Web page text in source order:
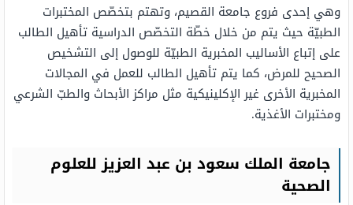
وهي إحدى فروع جامعة القصيم، وتهتم بتخصّص المختبرات
الطبيّة حيث يتم من خلال خطّة التخصّص الدراسية تأهيل الطالب
على إتباع الأساليب المخبرية الطبيّة للوصول إلى التشخيص
الصحيح للمرض، كما يتم تأهيل الطالب للعمل في المجالات
المخبرية الأخرى غير الإكلينيكية مثل مراكز الأبحاث والطبّ الشرعي
ومختبرات الأغذية.
جامعة الملك سعود بن عبد العزيز للعلوم
الصحية